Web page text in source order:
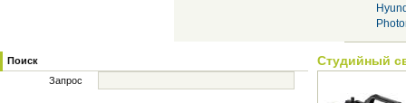
Поиск
Запрос
Студийный